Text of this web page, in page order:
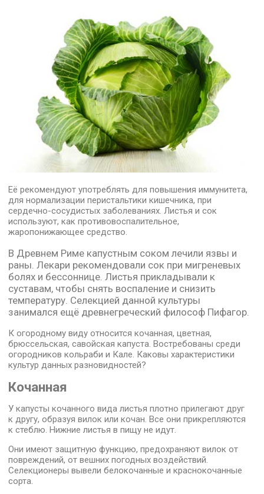
Её рекомендуют употреблять для повышения иммунитета,
для нормализации перистальтики кишечника, при
сердечно-сосудистых заболеваниях. Листья и сок
используют, как противовоспалительное,
жаропонижающее средство.
В Древнем Риме капустным соком лечили язвы и
раны. Лекари рекомендовали сок при мигреневых
болях и бессоннице. Листья прикладывали к
суставам, чтобы снять воспаление и снизить
температуру. Селекцией данной культуры
занимался ещё древнегреческий философ Пифагор.
К огородному виду относится кочанная, цветная,
брюссельская, савойская капуста. Востребованы среди
огородников кольраби и Кале. Каковы характеристики
культур данных разновидностей?
Кочанная
У капусты кочанного вида листья плотно прилегают друг
к другу, образуя вилок или кочан. Все они прикрепляются
к стеблю. Нижние листья в пищу не идут.
Они имеют защитную функцию, предохраняют вилок от
повреждений, от вешних погодных воздействий.
Селекционеры вывели белокочанные и краснокочанные
сорта.